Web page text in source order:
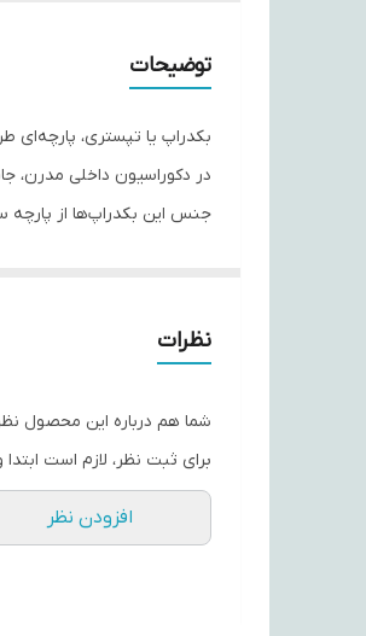
توضیحات
بکدراپ یا تپستری، پارچه‌ای
در دکوراسیون داخلی مدرن،
جنس این بکدراپ‌ها از
حس تازگی به محیط اطراف‌تان
اگر به دنبال هدیه‌ای خاص،
نظرات
شما هم درباره این محصول
برای ثبت نظر، لازم است
افزودن نظر